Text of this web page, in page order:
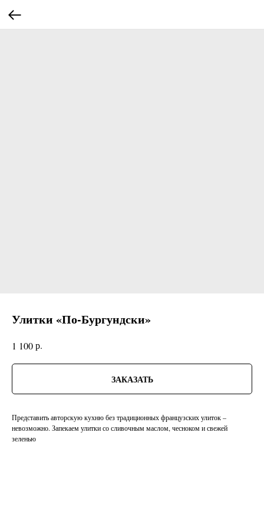
Улитки «По-Бургундски»
1 100р.
ЗАКАЗАТЬ
Представить авторскую кухню без традиционных французских улиток –
невозможно. Запекаем улитки со сливочным маслом, чесноком и свежей
зеленью